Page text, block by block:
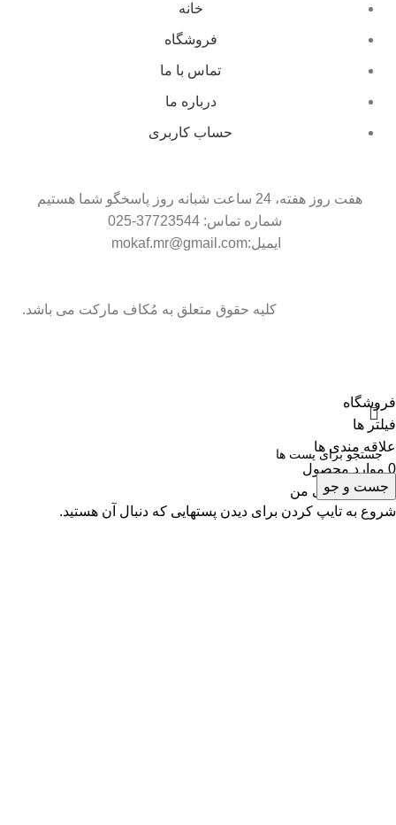
خانه
فروشگاه
تماس با ما
درباره ما
حساب کاربری
هفت روز هفته، 24 ساعت شبانه روز پاسخگو شما هستیم
ایمیل:mokaf.mr@gmail.com
کلیه حقوق متعلق به مُکاف مارکت می باشد.
جست و جو
شروع به تایپ کردن برای دیدن پستهایی که دنبال آن هستید.
فروشگاه
فیلتر ها
علاقه مندی ها
0 موارد محصول
حساب کاربری من